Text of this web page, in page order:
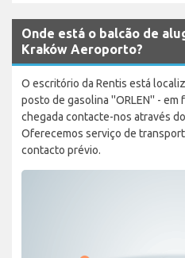
Onde está o balcão de
Kraków Aeroporto?
O escritório da Rentis está
posto de gasolina ''ORLEN'' -
chegada contacte-nos através
Oferecemos serviço de
contacto prévio.